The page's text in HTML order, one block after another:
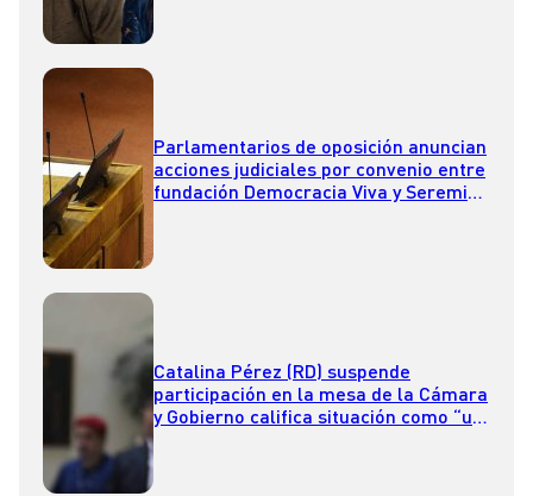
Parlamentarios de oposición anuncian
acciones judiciales por convenio entre
fundación Democracia Viva y Seremi
Catalina Pérez (RD) suspende
participación en la mesa de la Cámara
y Gobierno califica situación como “un